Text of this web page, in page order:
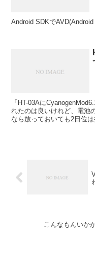
Android SDKでAVD(Android
「HT-03Aに
れたのは良いけれど、電池の
なら放っておいても2日位は持ったのに。
こんなもんいか